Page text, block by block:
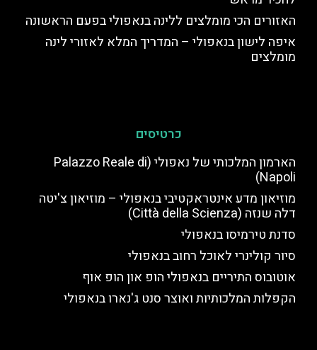
האזורים הכי מומלצים ללינה בנאפולי בפעם הראשונה
איפה לישון בנאפולי – המדריך המלא לאזורי לינה
מומלצים
כרטיסים
הארמון המלכותי של נאפולי (Palazzo Reale di
Napoli)
מוזיאון מדע אינטראקטיבי בנאפולי – מוזיאון צ'יטה
דלה שנזה (Città della Scienza)
סדנת טירמיסו בנאפולי
סיור קולינרי לאוכל רחוב בנאפולי
אוטובוס התיריים בנאפולי הופ און הופ אוף
הקפלות המלכותיות ואוצר סנט ג'נארו בנאפולי